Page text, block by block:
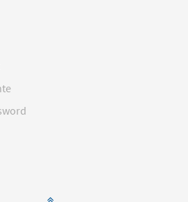
SC
Ge Medical